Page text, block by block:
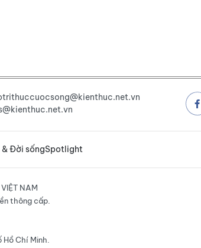
Đời sốngSpotlight
NAM
thông cấp.
Chí Minh.